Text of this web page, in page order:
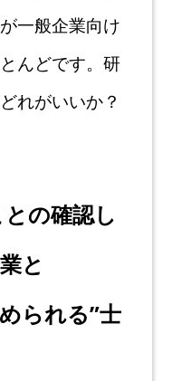
一般企業向け
んどです。研
れがいいか？
の確認し
業と
られる”士